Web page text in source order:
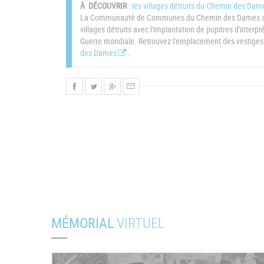
À DÉCOUVRIR: les villages détruits du Chemin des
La Communauté de Communes du Chemin des
villages détruits avec l'implantation de pupitres
Guerre mondiale. Retrouvez l'emplacement des
des Dames
MÉMORIALVIRTUEL